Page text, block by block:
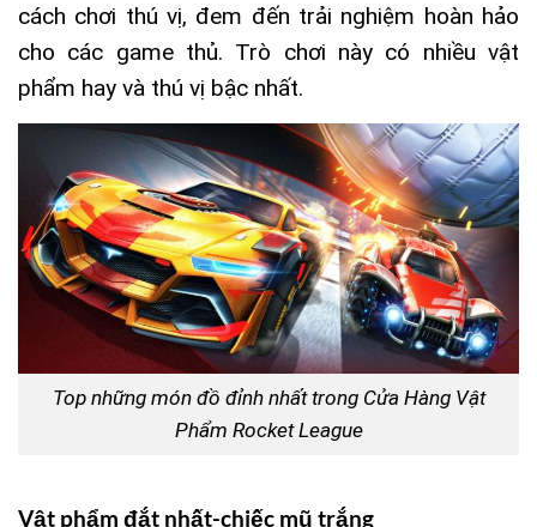
cách chơi thú vị, đem đến trải nghiệm hoàn hảo
cho các game thủ. Trò chơi này có nhiều vật
phẩm hay và thú vị bậc nhất.
Top những món đồ đỉnh nhất trong Cửa Hàng Vật
Phẩm Rocket League
Vật phẩm đắt nhất-chiếc mũ trắng